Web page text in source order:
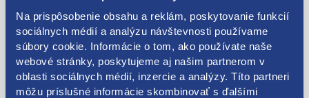
Na prispôsobenie obsahu a reklám, poskytovanie funkcií
sociálnych médií a analýzu návštevnosti používame
súbory cookie. Informácie o tom, ako používate naše
webové stránky, poskytujeme aj našim partnerom v
oblasti sociálnych médií, inzercie a analýzy. Títo partneri
môžu príslušné informácie skombinovať s ďalšími
skladom 1 ks
0.89 EUR
0.72 EUR bez DPH
skladom 2 ks
6.63 EUR
5.39 EUR bez DPH